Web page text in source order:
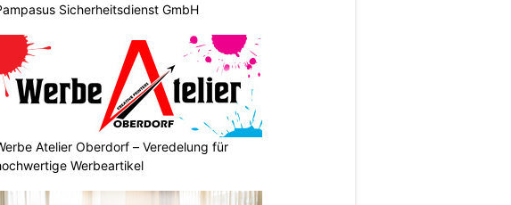
Sicherheitsdienst GmbH
Atelier Oberdorf – Veredelung für
Werbeartikel